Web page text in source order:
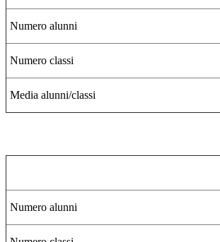
Numero alunni
Numero classi
Media alunni/classi
Numero alunni